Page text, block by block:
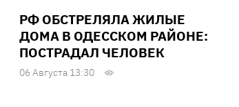
РФ ОБСТРЕЛЯЛА ЖИЛЫЕ
ДОМА В ОДЕССКОМ РАЙОНЕ:
ПОСТРАДАЛ ЧЕЛОВЕК
06 Августа 13:30